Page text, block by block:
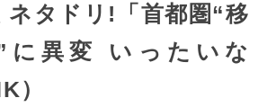
ネタドリ!「首都圏“移
に異変 いったいな
）